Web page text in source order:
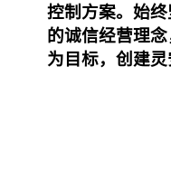
控制方案。始
的诚信经营理
为目标，创建灵